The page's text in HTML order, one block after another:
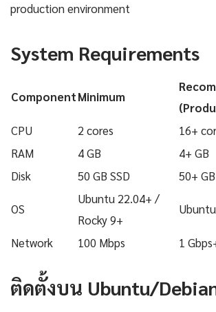
production environment
System Requirements
ComponentMinimum
CPU
2 cores
16+
RAM
4 GB
4+ GB
Disk
50 GB SSD 50+
OS
Ubuntu 22.04+ /
Rocky 9+
Network 100 Mbps 1
ติดตั้งบน Ubuntu/